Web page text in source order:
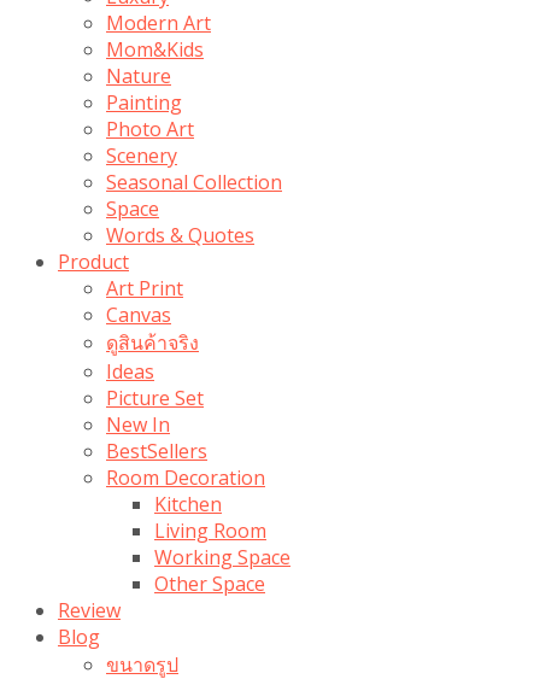
Modern Art
Mom&Kids
Nature
Painting
Photo Art
Scenery
Seasonal Collection
Space
Words & Quotes
Product
Art Print
Canvas
ดูสินค้าจริง
Ideas
Picture Set
New In
BestSellers
Room Decoration
Kitchen
Living Room
Working Space
Other Space
Review
Blog
ขนาดรูป